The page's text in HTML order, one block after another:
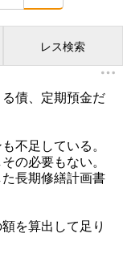
レス検索
債、定期預金だ
不足している。
の必要もない。
長期修繕計画書
を算出して足り